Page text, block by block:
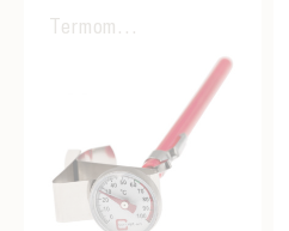
Termometro